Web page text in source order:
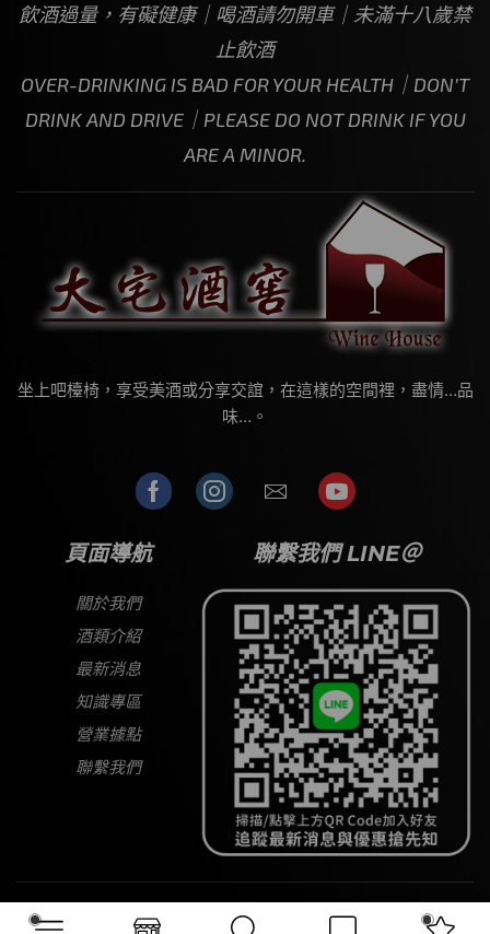
飲酒過量，有礙健康｜喝酒請勿開車｜未滿十八歲禁
止飲酒
OVER-DRINKING IS BAD FOR YOUR HEALTH｜DON’T
DRINK AND DRIVE｜PLEASE DO NOT DRINK IF YOU
ARE A MINOR.
坐上吧檯椅，享受美酒或分享交誼，在這樣的空間裡，盡情…品
味…。
頁面導航
關於我們
酒類介紹
最新消息
知識專區
營業據點
聯繫我們
聯繫我們 LINE＠
Copyright © 2026 大宅酒窖